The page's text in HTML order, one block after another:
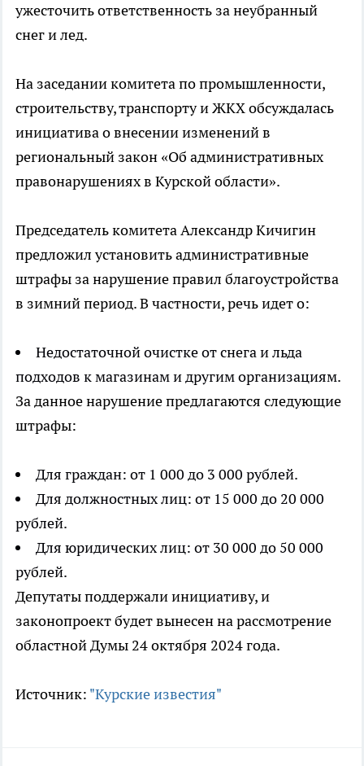
ужесточить ответственность за неубранный
снег и лед.
На заседании комитета по промышленности,
строительству, транспорту и ЖКХ обсуждалась
инициатива о внесении изменений в
региональный закон «Об административных
правонарушениях в Курской области».
Председатель комитета Александр Кичигин
предложил установить административные
штрафы за нарушение правил благоустройства
в зимний период. В частности, речь идет о:
Недостаточной очистке от снега и льда
подходов к магазинам и другим организациям.
За данное нарушение предлагаются следующие
штрафы:
Для граждан: от 1 000 до 3 000 рублей.
Для должностных лиц: от 15 000 до 20 000
рублей.
Для юридических лиц: от 30 000 до 50 000
рублей.
Депутаты поддержали инициативу, и
законопроект будет вынесен на рассмотрение
областной Думы 24 октября 2024 года.
Источник: "Курские известия"